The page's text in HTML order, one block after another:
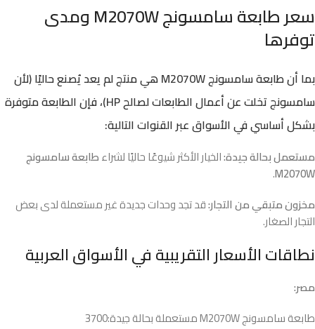
سعر طابعة سامسونج M2070W ومدى
توفرها
بما أنطابعة سامسونج M2070W
هي منتج لم يعد يُصنع حاليًا (لأن
سامسونج تخلت عن أعمال الطابعات لصالح HP)، فإن الطابعة متوفرة
بشكل أساسي في الأسواق عبر القنوات التالية:
مستعمل بحالة جيدة:الخيار الأكثر شيوعًا حاليًا لشراءطابعة سامسونج
M2070W
.
مخزون متبقي من التجار:قد تجد وحدات جديدة غير مستعملة لدى بعض
التجار الصغار.
نطاقات الأسعار التقريبية في الأسواق العربية
مصر:
طابعة سامسونج M2070W مستعملة بحالة جيدة:3700